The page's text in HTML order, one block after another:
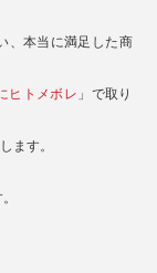
、本当に満足した商
ヒトメボレ 」で取り
ます。